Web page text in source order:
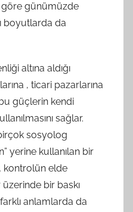
göre günümüzde
boyutlarda da
altına aldığı
, ticari pazarlarına
güçlerin kendi
sağlar.
sosyolog
yerine kullanılan bir
kontrolün elde
bir baskı
anlamlarda da